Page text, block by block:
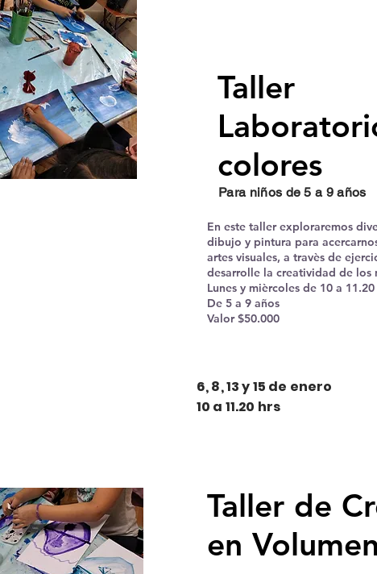
Taller
colores
Para niños de 5 a 9 años
En este taller exploraremos
dibujo y pintura para
artes visuales, a travès de
desarrolle la creatividad de los
Lunes y mièrcoles de 10 a 11.20
De 5 a 9 años
Valor $50.000
6, 8, 13 y 15 de enero
10 a 11.20 hrs
Taller de
en Volumen